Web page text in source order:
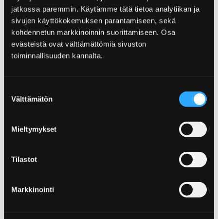
jatkossa paremmin. Käytämme tätä tietoa analytiikan ja
sivujen käyttökokemuksen parantamiseen, sekä
kohdennetun markkinoinnin suorittamiseen. Osa
evästeistä ovat välttämättömiä sivuston
toiminnallisuuden kannalta.
valinta
Välttämätön
Mieltymykset
Tilastot
Markkinointi
Shoppailun iloa löydät Porin ostoskeskuksista
ja useista pienemmistä liikkeistä. Tule
tekemään löytöjä ja nappaa tuliaiset mukaan.
Muista myös kurkata Visit Porin
Etusivu
Tapahtumat
huippukastiin. Pori on kompaktin kokoinen